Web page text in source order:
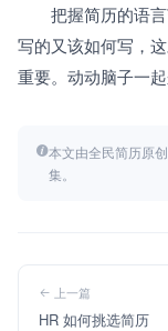
把握简历的语言
写的又该如何写，
重要。动动脑子一
本文由全民简历原
集。
上一篇
HR 如何挑选简历